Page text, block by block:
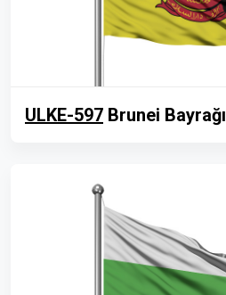
ULKE-597 Brunei Bayrağı